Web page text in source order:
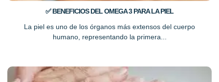
✅ BENEFICIOS DEL OMEGA 3 PARA LA PIEL
La piel es uno de los órganos más extensos del cuerpo
humano, representando la primera...